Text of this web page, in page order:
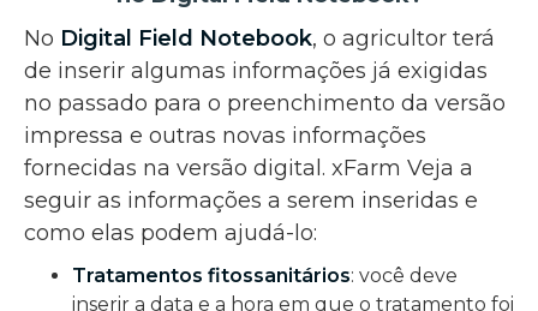
No Digital Field Notebook, o agricultor terá
de inserir algumas informações já exigidas
no passado para o preenchimento da versão
impressa e outras novas informações
fornecidas na versão digital. xFarm Veja a
seguir as informações a serem inseridas e
como elas podem ajudá-lo:
Tratamentos fitossanitários: você deve
inserir a data e a hora em que o tratamento foi